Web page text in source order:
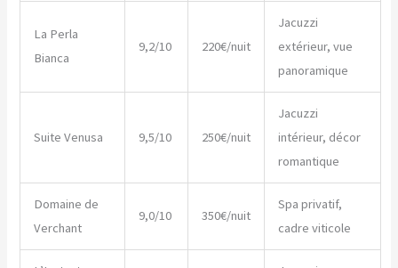
La Perla
Bianca
9,2/10 220€/nuit
Jacuzzi
extérieur, vue
panoramique
Suite Venusa 9,5/10 250€/nuit
Jacuzzi
intérieur, décor
romantique
Domaine de
Verchant
9,0/10 350€/nuit
Spa privatif,
cadre viticole